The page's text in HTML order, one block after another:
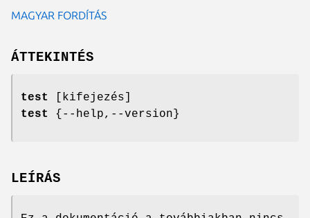
MAGYAR FORDÍTÁS
ÁTTEKINTÉS
test
[kifejezés]
test
{--help,--version}
LEÍRÁS